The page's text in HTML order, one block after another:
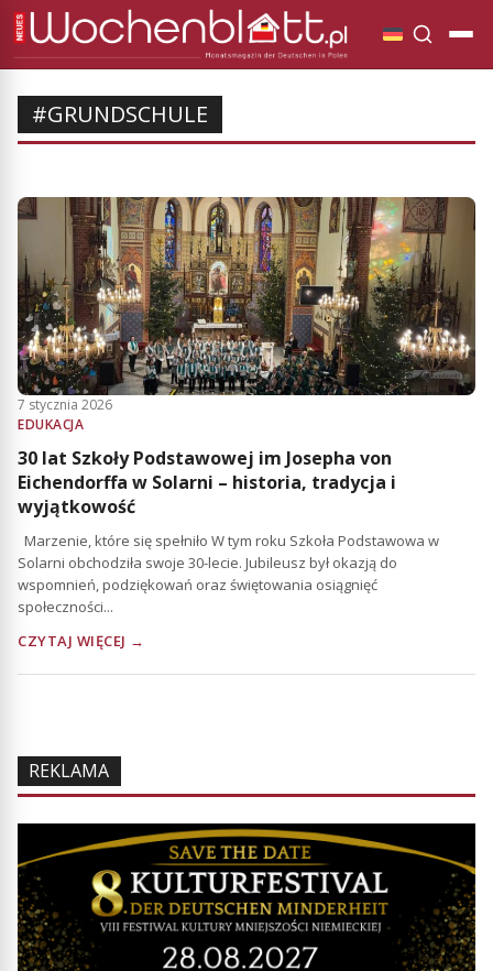
#GRUNDSCHULE
7 stycznia 2026
EDUKACJA
30 lat Szkoły Podstawowej im Josepha von
Eichendorffa w Solarni – historia, tradycja i
wyjątkowość
Marzenie, które się spełniło W tym roku Szkoła Podstawowa w
Solarni obchodziła swoje 30-lecie. Jubileusz był okazją do
wspomnień, podziękowań oraz świętowania osiągnięć
społeczności...
CZYTAJ WIĘCEJ →
REKLAMA